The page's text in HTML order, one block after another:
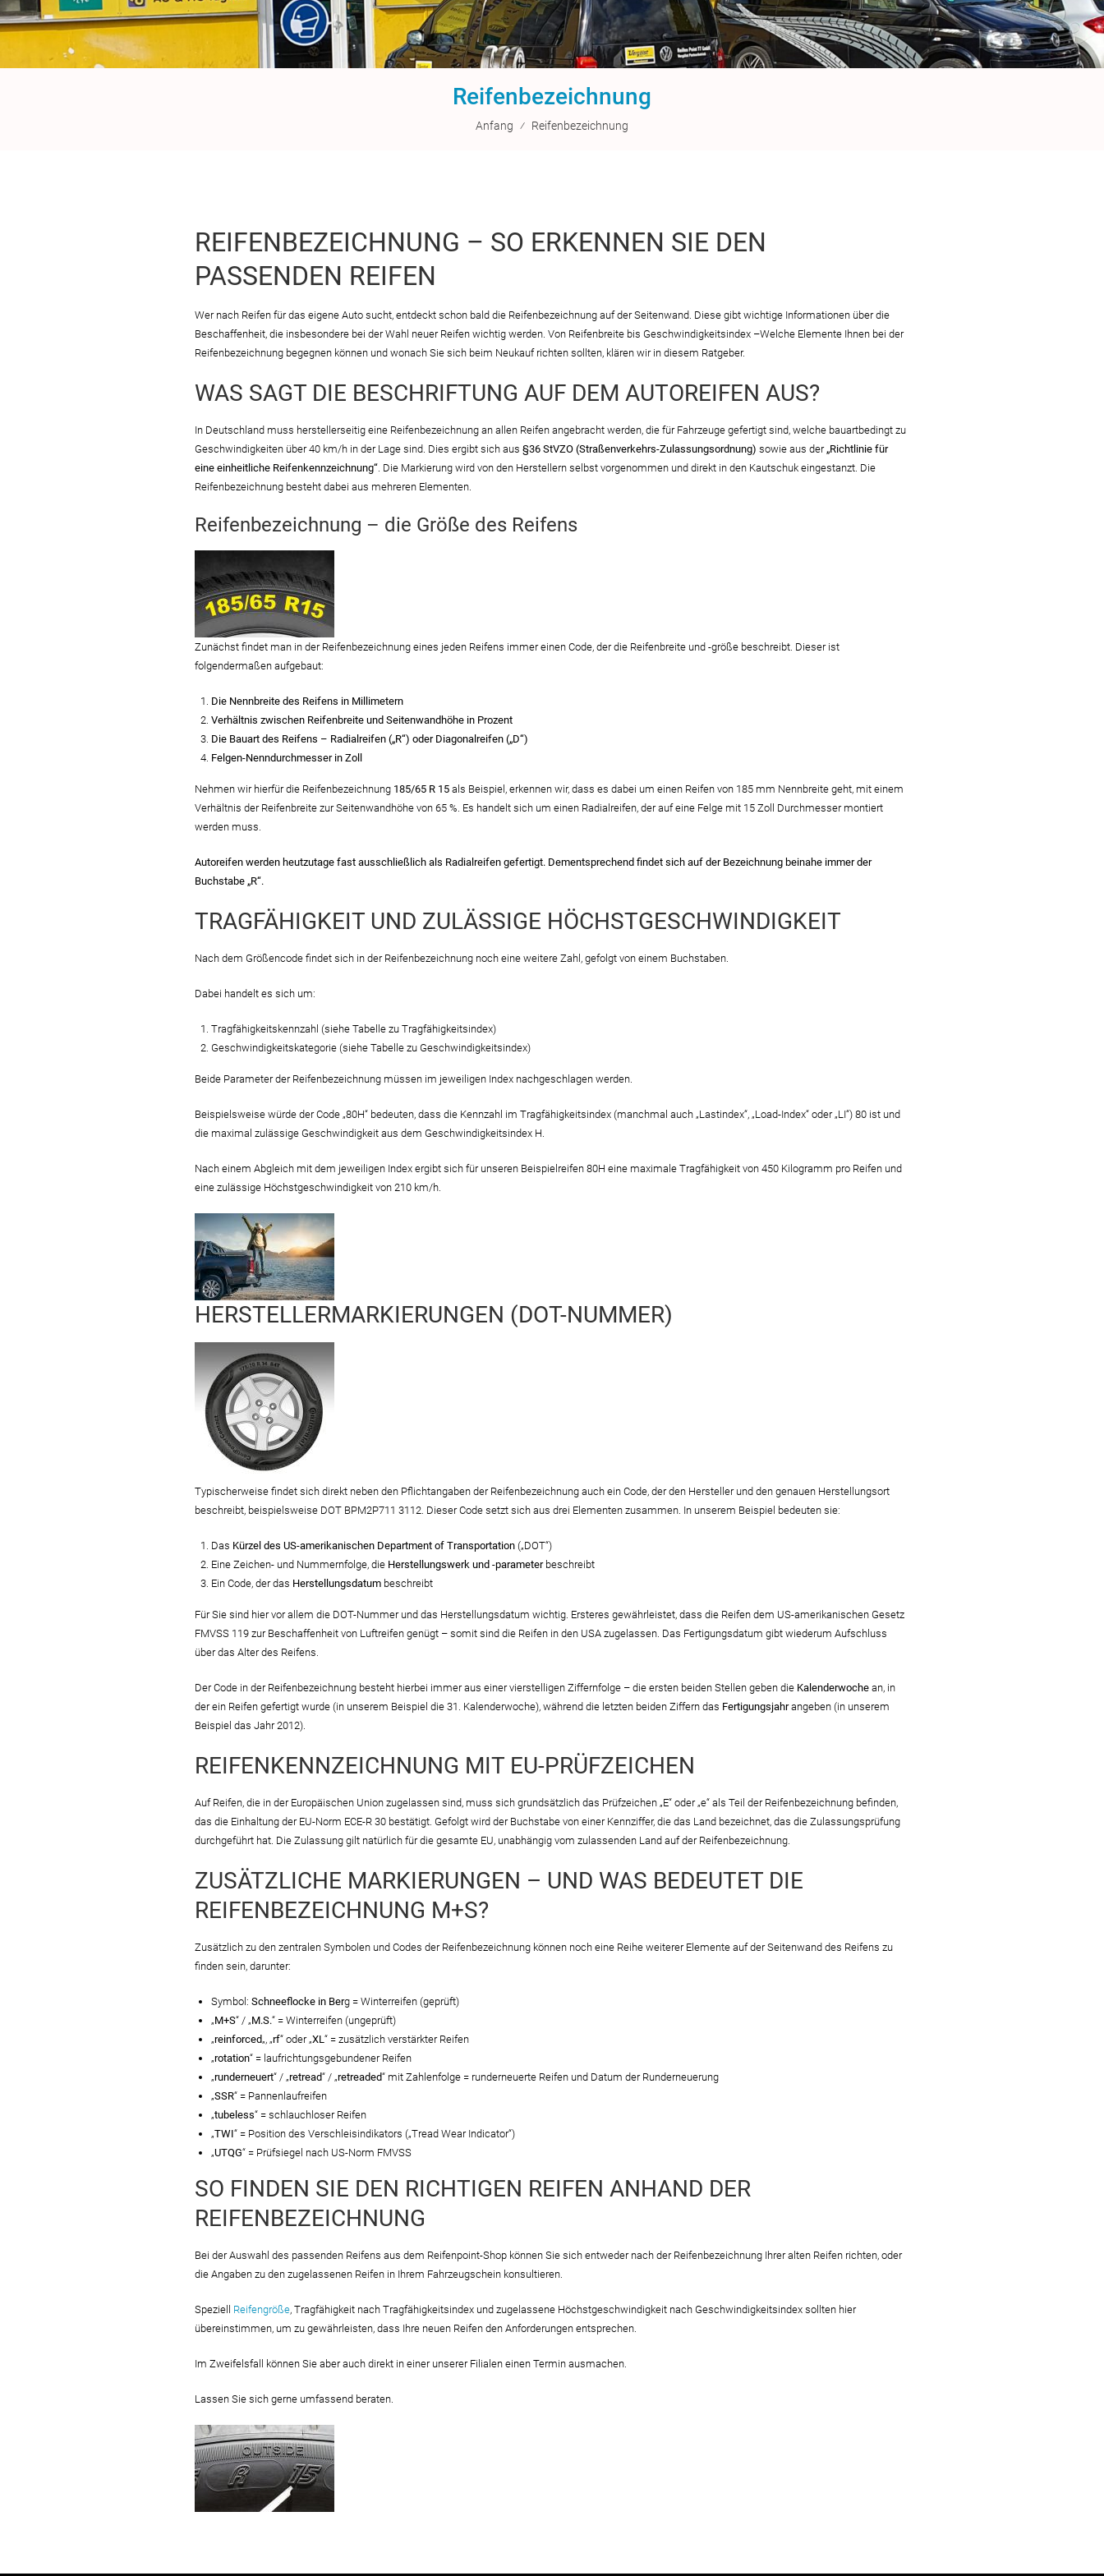
Reifenbezeichnung
Anfang ⁄ Reifenbezeichnung
REIFENBEZEICHNUNG – SO ERKENNEN SIE DEN
PASSENDEN REIFEN
Wer nach Reifen für das eigene Auto sucht, entdeckt schon bald die Reifenbezeichnung auf der Seitenwand. Diese gibt wichtige Informationen über die
Beschaffenheit, die insbesondere bei der Wahl neuer Reifen wichtig werden. Von Reifenbreite bis Geschwindigkeitsindex –Welche Elemente Ihnen bei der
Reifenbezeichnung begegnen können und wonach Sie sich beim Neukauf richten sollten, klären wir in diesem Ratgeber.
WAS SAGT DIE BESCHRIFTUNG AUF DEM AUTOREIFEN AUS?
In Deutschland muss herstellerseitig eine Reifenbezeichnung an allen Reifen angebracht werden, die für Fahrzeuge gefertigt sind, welche bauartbedingt zu
Geschwindigkeiten über 40 km/h in der Lage sind. Dies ergibt sich aus §36 StVZO (Straßenverkehrs-Zulassungsordnung) sowie aus der„Richtlinie für
eine einheitliche Reifenkennzeichnung“ . Die Markierung wird von den Herstellern selbst vorgenommen und direkt in den Kautschuk eingestanzt. Die
Reifenbezeichnung besteht dabei aus mehreren Elementen.
Reifenbezeichnung – die Größe des Reifens
Zunächst findet man in der Reifenbezeichnung eines jeden Reifens immer einen Code, der die Reifenbreite und -größe beschreibt. Dieser ist
folgendermaßen aufgebaut:
Die Nennbreite des Reifens in Millimetern
Verhältnis zwischen Reifenbreite und Seitenwandhöhe in Prozent
Die Bauart des Reifens – Radialreifen („R“) oder Diagonalreifen („D“)
Felgen-Nenndurchmesser in Zoll
Nehmen wir hierfür die Reifenbezeichnung 185/65 R 15 als Beispiel, erkennen wir, dass es dabei um einen Reifen von 185 mm Nennbreite geht, mit einem
Verhältnis der Reifenbreite zur Seitenwandhöhe von 65 %. Es handelt sich um einen Radialreifen, der auf eine Felge mit 15 Zoll Durchmesser montiert
werden muss.
Autoreifen werden heutzutage fast ausschließlich als Radialreifen gefertigt. Dementsprechend findet sich auf der Bezeichnung beinahe immer der
Buchstabe „R“.
TRAGFÄHIGKEIT UND ZULÄSSIGE HÖCHSTGESCHWINDIGKEIT
Nach dem Größencode findet sich in der Reifenbezeichnung noch eine weitere Zahl, gefolgt von einem Buchstaben.
Dabei handelt es sich um:
Tragfähigkeitskennzahl (siehe Tabelle zu Tragfähigkeitsindex)
Geschwindigkeitskategorie (siehe Tabelle zu Geschwindigkeitsindex)
Beide Parameter der Reifenbezeichnung müssen im jeweiligen Index nachgeschlagen werden.
Beispielsweise würde der Code „80H“ bedeuten, dass die Kennzahl im Tragfähigkeitsindex (manchmal auch „Lastindex“, „Load-Index“ oder „LI“) 80 ist und
die maximal zulässige Geschwindigkeit aus dem Geschwindigkeitsindex H.
Nach einem Abgleich mit dem jeweiligen Index ergibt sich für unseren Beispielreifen 80H eine maximale Tragfähigkeit von 450 Kilogramm pro Reifen und
eine zulässige Höchstgeschwindigkeit von 210 km/h.
HERSTELLERMARKIERUNGEN (DOT-NUMMER)
Typischerweise findet sich direkt neben den Pflichtangaben der Reifenbezeichnung auch ein Code, der den Hersteller und den genauen Herstellungsort
beschreibt, beispielsweise DOT BPM2P711 3112. Dieser Code setzt sich aus drei Elementen zusammen. In unserem Beispiel bedeuten sie:
Das Kürzel des US-amerikanischen Department of Transportation („DOT“)
Eine Zeichen- und Nummernfolge, die Herstellungswerk und -parameter beschreibt
Ein Code, der das Herstellungsdatum beschreibt
Für Sie sind hier vor allem die DOT-Nummer und das Herstellungsdatum wichtig. Ersteres gewährleistet, dass die Reifen dem US-amerikanischen Gesetz
FMVSS 119 zur Beschaffenheit von Luftreifen genügt – somit sind die Reifen in den USA zugelassen. Das Fertigungsdatum gibt wiederum Aufschluss
über das Alter des Reifens.
Der Code in der Reifenbezeichnung besteht hierbei immer aus einer vierstelligen Ziffernfolge – die ersten beiden Stellen geben die Kalenderwoche an, in
der ein Reifen gefertigt wurde (in unserem Beispiel die 31. Kalenderwoche), während die letzten beiden Ziffern das Fertigungsjahrangeben (in unserem
Beispiel das Jahr 2012).
REIFENKENNZEICHNUNG MIT EU-PRÜFZEICHEN
Auf Reifen, die in der Europäischen Union zugelassen sind, muss sich grundsätzlich das Prüfzeichen „E“ oder „e“ als Teil der Reifenbezeichnung befinden,
das die Einhaltung der EU-Norm ECE-R 30 bestätigt. Gefolgt wird der Buchstabe von einer Kennziffer, die das Land bezeichnet, das die Zulassungsprüfung
durchgeführt hat. Die Zulassung gilt natürlich für die gesamte EU, unabhängig vom zulassenden Land auf der Reifenbezeichnung.
ZUSÄTZLICHE MARKIERUNGEN – UND WAS BEDEUTET DIE
REIFENBEZEICHNUNG M+S?
Zusätzlich zu den zentralen Symbolen und Codes der Reifenbezeichnung können noch eine Reihe weiterer Elemente auf der Seitenwand des Reifens zu
finden sein, darunter:
Symbol: Schneeflocke in Berg = Winterreifen (geprüft)
„M+S“ / „M.S.“ = Winterreifen (ungeprüft)
„reinforced„, „rf“ oder „XL “ = zusätzlich verstärkter Reifen
„rotation“ = laufrichtungsgebundener Reifen
„runderneuert“ / „retread“ / „retreaded“ mit Zahlenfolge = runderneuerte Reifen und Datum der Runderneuerung
„SSR“ = Pannenlaufreifen
„tubeless“ = schlauchloser Reifen
„TWI“ = Position des Verschleisindikators („Tread Wear Indicator“)
„UTQG“ = Prüfsiegel nach US-Norm FMVSS
SO FINDEN SIE DEN RICHTIGEN REIFEN ANHAND DER
REIFENBEZEICHNUNG
Bei der Auswahl des passenden Reifens aus dem Reifenpoint-Shop können Sie sich entweder nach der Reifenbezeichnung Ihrer alten Reifen richten, oder
die Angaben zu den zugelassenen Reifen in Ihrem Fahrzeugschein konsultieren.
Speziell Reifengröße, Tragfähigkeit nach Tragfähigkeitsindex und zugelassene Höchstgeschwindigkeit nach Geschwindigkeitsindex sollten hier
übereinstimmen, um zu gewährleisten, dass Ihre neuen Reifen den Anforderungen entsprechen.
Im Zweifelsfall können Sie aber auch direkt in einer unserer Filialen einen Termin ausmachen.
Lassen Sie sich gerne umfassend beraten.